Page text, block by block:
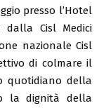
presso l’Hotel
dalla Cisl Medici
nazionale Cisl
di colmare il
quotidiano della
la dignità della